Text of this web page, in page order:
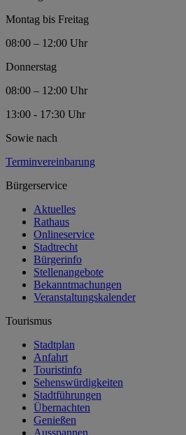
Montag bis Freitag
08:00 – 12:00 Uhr
Donnerstag
08:00 – 12:00 Uhr
13:00 - 17:30 Uhr
Sowie nach
Terminvereinbarung
Bürgerservice
Aktuelles
Rathaus
Onlineservice
Stadtrecht
Bürgerinfo
Stellenangebote
Bekanntmachungen
Veranstaltungskalender
Tourismus
Stadtplan
Anfahrt
Touristinfo
Sehenswürdigkeiten
Stadtführungen
Übernachten
Genießen
Ausspannen